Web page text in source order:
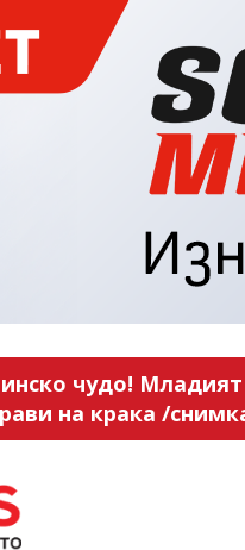
чудо!
на крака /